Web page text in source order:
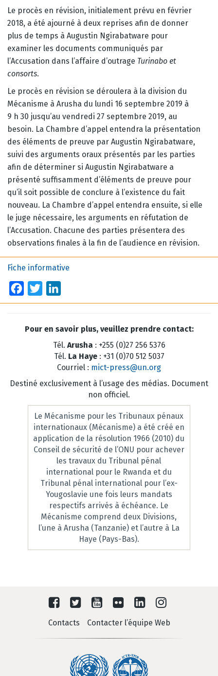
Le procès en révision, initialement prévu en février
2018, a été ajourné à deux reprises afin de donner
plus de temps à Augustin Ngirabatware pour
examiner les documents communiqués par
l’Accusation dans l’affaire d’outrage Turinabo et
consorts.
Le procès en révision se déroulera à la division du
Mécanisme à Arusha du lundi 16 septembre 2019 à
9 h 30 jusqu’au vendredi 27 septembre 2019, au
besoin. La Chambre d’appel entendra la présentation
des éléments de preuve par Augustin Ngirabatware,
suivi des arguments oraux présentés par les parties
afin de déterminer si Augustin Ngirabatware a
présenté suffisamment d’éléments de preuve pour
qu’il soit possible de conclure à l’existence du fait
nouveau. La Chambre d’appel entendra ensuite, si elle
le juge nécessaire, les arguments en réfutation de
l’Accusation. Chacune des parties présentera des
observations finales à la fin de l’audience en révision.
Fiche informative
Facebook
Twitter
Pour en savoir plus, veuillez prendre contact:
Tél. Arusha : +255 (0)27 256 5376
Tél. La Haye: +31 (0)70 512 5037
Courriel : mict-press@un.org
Destiné exclusivement à l’usage des médias. Document
non officiel.
Le Mécanisme pour les Tribunaux pénaux
internationaux (Mécanisme) a été créé en
application de la résolution 1966 (2010) du
Conseil de sécurité de l’ONU pour achever
les travaux du Tribunal pénal
international pour le Rwanda et du
Tribunal pénal international pour l’ex-
Yougoslavie une fois leurs mandats
respectifs arrivés à échéance. Le
Mécanisme comprend deux Divisions,
l’une à Arusha (Tanzanie) et l’autre à La
Haye (Pays-Bas).
Contacts Contacter l’équipe Web